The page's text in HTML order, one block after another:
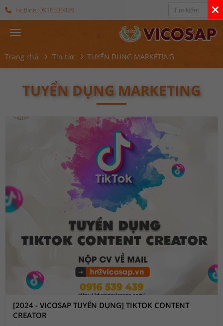
Hotline: 0916539439
Trang chủ Tin tức TUYỂN DỤNG MARKETING
TUYỂN DỤNG MARKETING
[2024 - VICOSAP TUYỂN DỤNG] TIKTOK CONTENT
CREATOR